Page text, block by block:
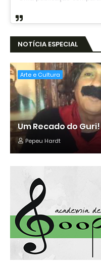
NOTÍCIA ESPECIAL
Arte e Cultura
Um Recado do Guri!
Pepeu Hardt